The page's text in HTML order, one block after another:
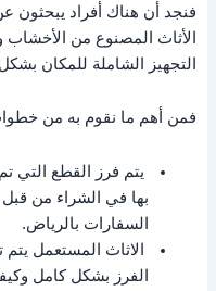
فنجد أن هناك أفراد يبحثون
الأثاث المصنوع من
التجهيز الشاملة للمكان
فمن أهم ما نقوم به من
يتم فرز القطع التي
بها في الشراء من
السفارات بالرياض.
الاثاث المستعمل
الفرز بشكل كامل